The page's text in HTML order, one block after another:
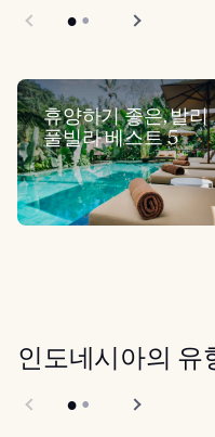
휴양하기 좋은, 발리
풀빌라 베스트 5
인도네시아의 유